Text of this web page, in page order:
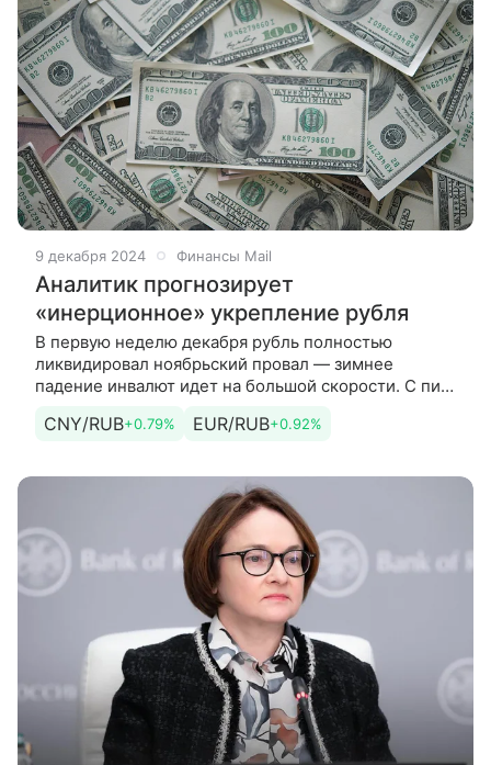
9 декабря 2024 Финансы Mail
Аналитик прогнозирует
«инерционное» укрепление рубля
В первую неделю декабря рубль полностью
ликвидировал ноябрьский провал — зимнее
падение инвалют идет на большой скорости. С пика
до 14%, отмечает Михаил
CNY/RUB+0.79% EUR/RUB+0.92%